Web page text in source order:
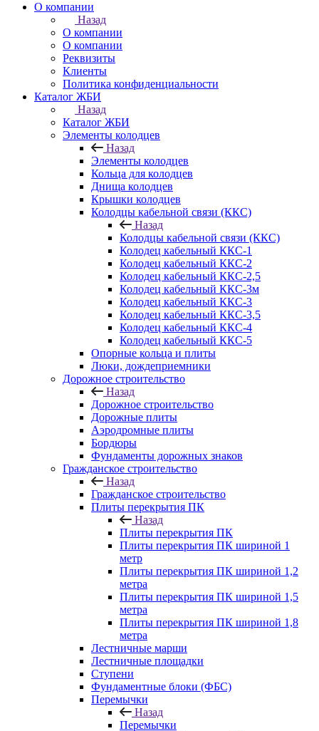
О компании
Назад
О компании
О компании
Реквизиты
Клиенты
Политика конфиденциальности
Каталог ЖБИ
Назад
Каталог ЖБИ
Элементы колодцев
Назад
Элементы колодцев
Кольца для колодцев
Днища колодцев
Крышки колодцев
Колодцы кабельной связи (ККС)
Назад
Колодцы кабельной связи (ККС)
Колодец кабельный ККС-1
Колодец кабельный ККС-2
Колодец кабельный ККС-2,5
Колодец кабельный ККС-3м
Колодец кабельный ККС-3
Колодец кабельный ККС-3,5
Колодец кабельный ККС-4
Колодец кабельный ККС-5
Опорные кольца и плиты
Люки, дождеприемники
Дорожное строительство
Назад
Дорожное строительство
Дорожные плиты
Аэродромные плиты
Бордюры
Фундаменты дорожных знаков
Гражданское строительство
Назад
Гражданское строительство
Плиты перекрытия ПК
Назад
Плиты перекрытия ПК
Плиты перекрытия ПК шириной 1
метр
Плиты перекрытия ПК шириной 1,2
метра
Плиты перекрытия ПК шириной 1,5
метра
Плиты перекрытия ПК шириной 1,8
метра
Лестничные марши
Лестничные площадки
Ступени
Фундаментные блоки (ФБС)
Перемычки
Назад
Перемычки